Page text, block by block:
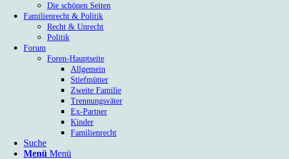
Die schönen Seiten
Familienrecht & Politik
Recht & Unrecht
Politik
Forum
Foren-Hauptseite
Allgemein
Stiefmütter
Zweite Familie
Trennungsväter
Ex-Partner
Kinder
Familienrecht
Suche
Menü Menü